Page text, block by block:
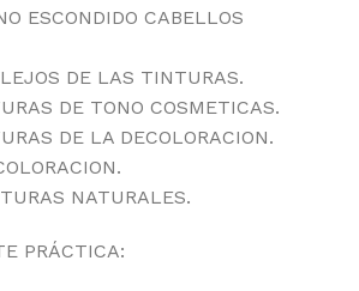
ESCONDIDO CABELLOS
DE LAS TINTURAS.
DE TONO COSMETICAS.
DE LA DECOLORACION.
NATURALES.
PRÁCTICA: